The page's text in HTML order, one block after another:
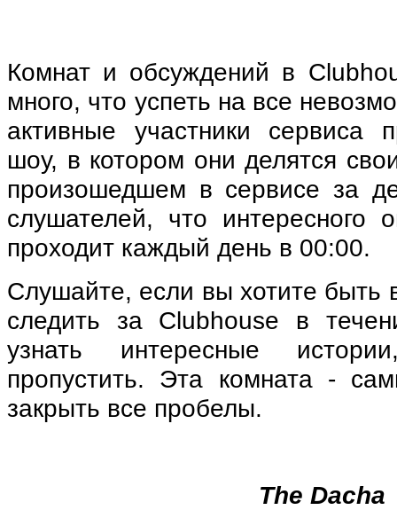
Комнат и обсуждений в
много, что успеть на все
активные участники сервиса
шоу, в котором они делятся
произошедшем в сервисе за
слушателей, что интересного
проходит каждый день в 00:00.
Слушайте, если вы хотите быть
следить за Clubhouse в
узнать интересные
пропустить. Эта комната -
закрыть все пробелы.
The Dacha